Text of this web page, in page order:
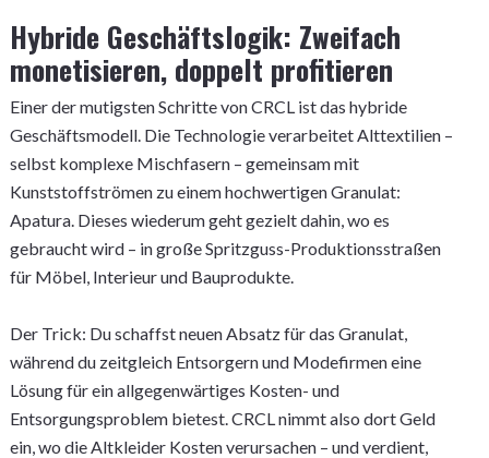
Hybride Geschäftslogik: Zweifach
monetisieren, doppelt profitieren
Einer der mutigsten Schritte von CRCL ist das hybride
Geschäftsmodell. Die Technologie verarbeitet Alttextilien –
selbst komplexe Mischfasern – gemeinsam mit
Kunststoffströmen zu einem hochwertigen Granulat:
Apatura. Dieses wiederum geht gezielt dahin, wo es
gebraucht wird – in große Spritzguss-Produktionsstraßen
für Möbel, Interieur und Bauprodukte.
Der Trick: Du schaffst neuen Absatz für das Granulat,
während du zeitgleich Entsorgern und Modefirmen eine
Lösung für ein allgegenwärtiges Kosten- und
Entsorgungsproblem bietest. CRCL nimmt also dort Geld
ein, wo die Altkleider Kosten verursachen – und verdient,